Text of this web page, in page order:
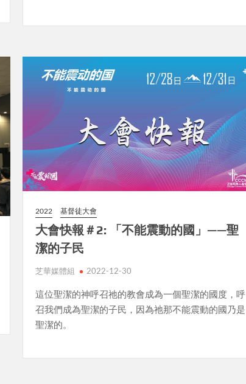
2022 基督徒大會
大會快報＃2: 「不能震動的國」——聖
潔的子民
芝華媒體組 2022-12-30
這位聖潔的神呼召祂的教會成為一個聖潔的國度，呼
召我們成為聖潔的子民，因為祂那不能震動的國乃是
聖潔的。